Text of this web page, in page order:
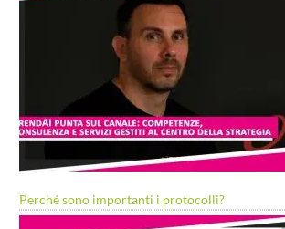
Perché sono importanti i protocolli?